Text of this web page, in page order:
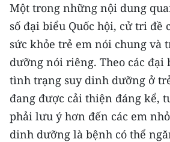
Đồng bằng sông Cửu Long
Chuyên trang Hà Nội
Chuyên trang TP. Hồ Chí Minh
CHUYÊN ĐỀ
CÁC CHUYÊN TRANG
Một trong những nội dung
số đại biểu Quốc hội, cử tri đề
sức khỏe trẻ em nói chung và
dưỡng nói riêng. Theo các đại
tình trạng suy dinh dưỡng ở
đang được cải thiện đáng kể,
phải lưu ý hơn đến các em
dinh dưỡng là bệnh có thể